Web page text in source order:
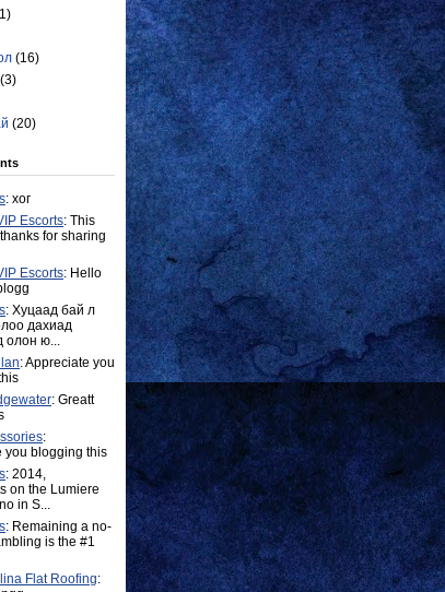
(16)
(3)
(20)
: хог
Escorts: This
for sharing
Escorts: Hello
: Хуцаад бай л
дахиад
ю...
: Appreciate you
: Greatt
:
you blogging this
: 2014,
on the Lumiere
in S...
: Remaining a no-
is the #1
Flat Roofing: